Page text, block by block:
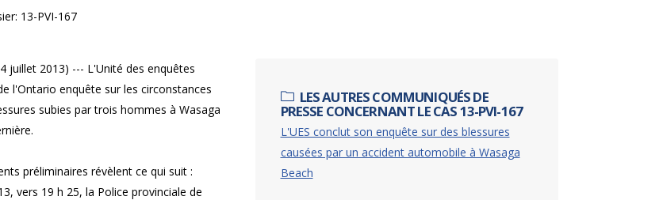
13-PVI-167
LES AUTRES COMMUNIQUÉS DE
PRESSE CONCERNANT LE CAS 13-PVI-167
L'UES conclut son enquête sur des blessures
causées par un accident automobile à Wasaga
Beach
juillet 2013) --- L'Unité des enquêtes
l'Ontario enquête sur les circonstances
subies par trois hommes à Wasaga
préliminaires révèlent ce qui suit :
vers 19 h 25, la Police provinciale de